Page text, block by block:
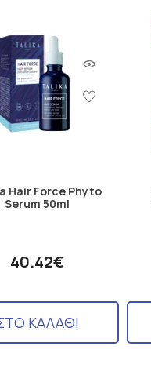
Hair Force Phyto
Serum 50ml
40.42€
ΚΑΛΑΘΙ